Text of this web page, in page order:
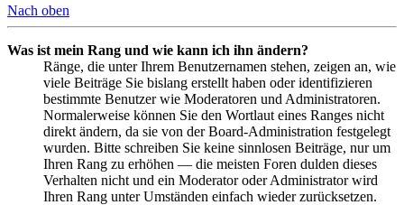
Nach oben
Was ist mein Rang und wie kann ich ihn ändern?
Ränge, die unter Ihrem Benutzernamen stehen, zeigen an, wie
viele Beiträge Sie bislang erstellt haben oder identifizieren
bestimmte Benutzer wie Moderatoren und Administratoren.
Normalerweise können Sie den Wortlaut eines Ranges nicht
direkt ändern, da sie von der Board-Administration festgelegt
wurden. Bitte schreiben Sie keine sinnlosen Beiträge, nur um
Ihren Rang zu erhöhen — die meisten Foren dulden dieses
Verhalten nicht und ein Moderator oder Administrator wird
Ihren Rang unter Umständen einfach wieder zurücksetzen.